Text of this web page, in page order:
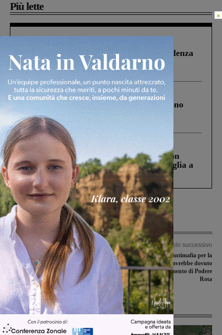
Più lette
Piscina di Figline finanziata oltre la scadenza
Pnrr, il gruppo di Fratelli d’Italia: “Un
ringraziamento al Governo”
Cronaca 4 Agosto 2026
Un anno fa la strage in A1 in cui morirono
Gianni, Giulia e Franco. Lo schianto, il
processo, lo stop ai sorpassi fra tir....
Cronaca 3 Agosto 2026
Scomparso da una struttura di Castiglion
Fiorentino l’uomo che aveva ucciso la figlia a
Levane nel 2020
Articolo precedente
Fine settimana agrodolce nei
campionati juniores nazionali e
regionali
Articolo successivo
Misura interdittiva antimafia per la
Italcostruzioni: avrebbe dovuto
realizzare l’ampliamento di Podere
Rota
Ultime Notizie
×